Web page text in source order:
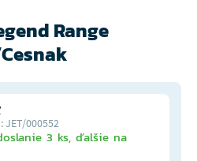
Range
000552
3 ks, ďalšie na